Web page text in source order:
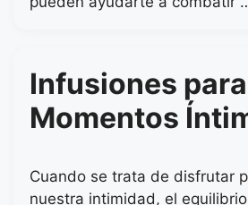
Infusiones
Momentos
Cuando se trata de disfrutar
nuestra intimidad, el